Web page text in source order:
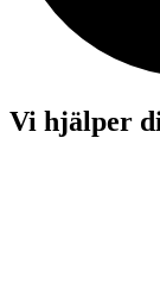
Vi hjälper